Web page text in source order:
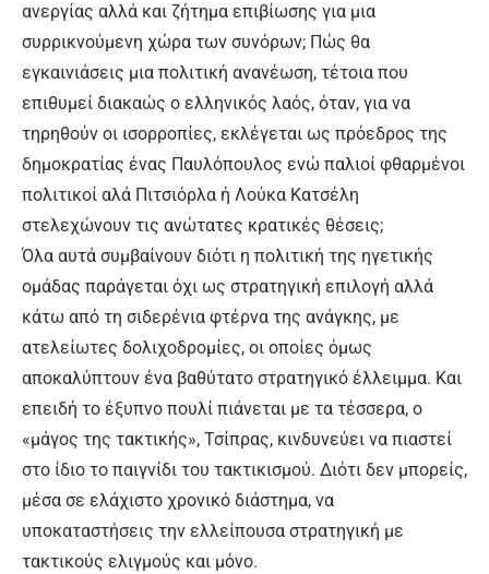
ανεργίας αλλά και ζήτημα επιβίωσης για μια
συρρικνούμενη χώρα των συνόρων; Πώς θα
εγκαινιάσεις μια πολιτική ανανέωση, τέτοια που
επιθυμεί διακαώς ο ελληνικός λαός, όταν, για να
τηρηθούν οι ισορροπίες, εκλέγεται ως πρόεδρος της
δημοκρατίας ένας Παυλόπουλος ενώ παλιοί φθαρμένοι
πολιτικοί αλά Πιτσιόρλα ή Λούκα Κατσέλη
στελεχώνουν τις ανώτατες κρατικές θέσεις;
Όλα αυτά συμβαίνουν διότι η πολιτική της ηγετικής
ομάδας παράγεται όχι ως στρατηγική επιλογή αλλά
κάτω από τη σιδερένια φτέρνα της ανάγκης, με
ατελείωτες δολιχοδρομίες, οι οποίες όμως
αποκαλύπτουν ένα βαθύτατο στρατηγικό έλλειμμα. Και
επειδή το έξυπνο πουλί πιάνεται με τα τέσσερα, ο
«μάγος της τακτικής», Τσίπρας, κινδυνεύει να πιαστεί
στο ίδιο το παιγνίδι του τακτικισμού. Διότι δεν μπορείς,
μέσα σε ελάχιστο χρονικό διάστημα, να
υποκαταστήσεις την ελλείπουσα στρατηγική με
τακτικούς ελιγμούς και μόνο.